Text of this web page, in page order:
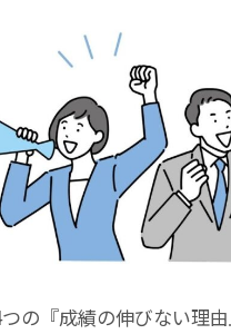
の『成績の伸びない理